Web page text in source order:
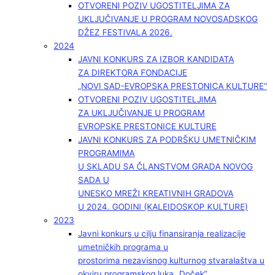
OTVORENI POZIV UGOSTITELJIMA ZA
UKLJUČIVANJE U PROGRAM NOVOSADSKOG
DŽEZ FESTIVALA 2026.
2024
JAVNI KONKURS ZA IZBOR KANDIDATA
ZA DIREKTORA FONDACIJE
„NOVI SAD-EVROPSKA PRESTONICA KULTURE“
OTVORENI POZIV UGOSTITELJIMA
ZA UKLJUČIVANJE U PROGRAM
EVROPSKE PRESTONICE KULTURE
JAVNI KONKURS ZA PODRŠKU UMETNIČKIM
PROGRAMIMA
U SKLADU SA ČLANSTVOM GRADA NOVOG
SADA U
UNESKO MREŽI KREATIVNIH GRADOVA
U 2024. GODINI (KALEIDOSKOP KULTURE)
2023
Javni konkurs u cilju finansiranja realizacije
umetničkih programa u
prostorima nezavisnog kulturnog stvaralaštva u